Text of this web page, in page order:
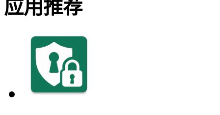
应用推荐